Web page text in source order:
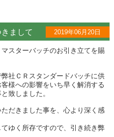
まして 2019年06月20日
スターバッチのお引き立てを賜
社ＣＲスタンダードバッチに供
様への影響をいち早く解消する
致しました。
だきました事を、心より深く感
ゆく所存ですので、引き続き弊